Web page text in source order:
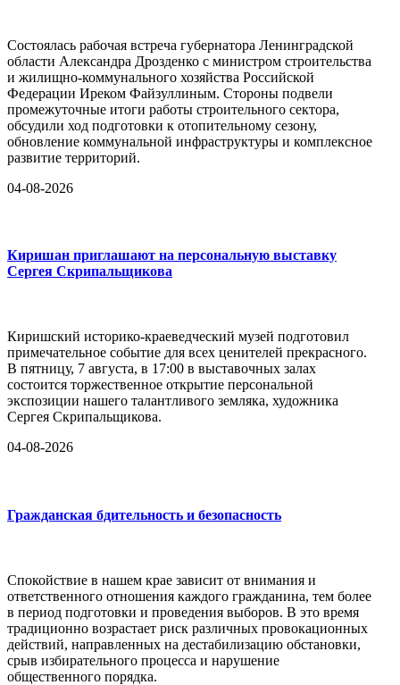
Состоялась рабочая встреча губернатора Ленинградской
области Александра Дрозденко с министром строительства
и жилищно-коммунального хозяйства Российской
Федерации Иреком Файзуллиным. Стороны подвели
промежуточные итоги работы строительного сектора,
обсудили ход подготовки к отопительному сезону,
обновление коммунальной инфраструктуры и комплексное
развитие территорий.
04-08-2026
Киришан приглашают на персональную выставку
Сергея Скрипальщикова
Киришский историко-краеведческий музей подготовил
примечательное событие для всех ценителей прекрасного.
В пятницу, 7 августа, в 17:00 в выставочных залах
состоится торжественное открытие персональной
экспозиции нашего талантливого земляка, художника
Сергея Скрипальщикова.
04-08-2026
Гражданская бдительность и безопасность
Спокойствие в нашем крае зависит от внимания и
ответственного отношения каждого гражданина, тем более
в период подготовки и проведения выборов. В это время
традиционно возрастает риск различных провокационных
действий, направленных на дестабилизацию обстановки,
срыв избирательного процесса и нарушение
общественного порядка.